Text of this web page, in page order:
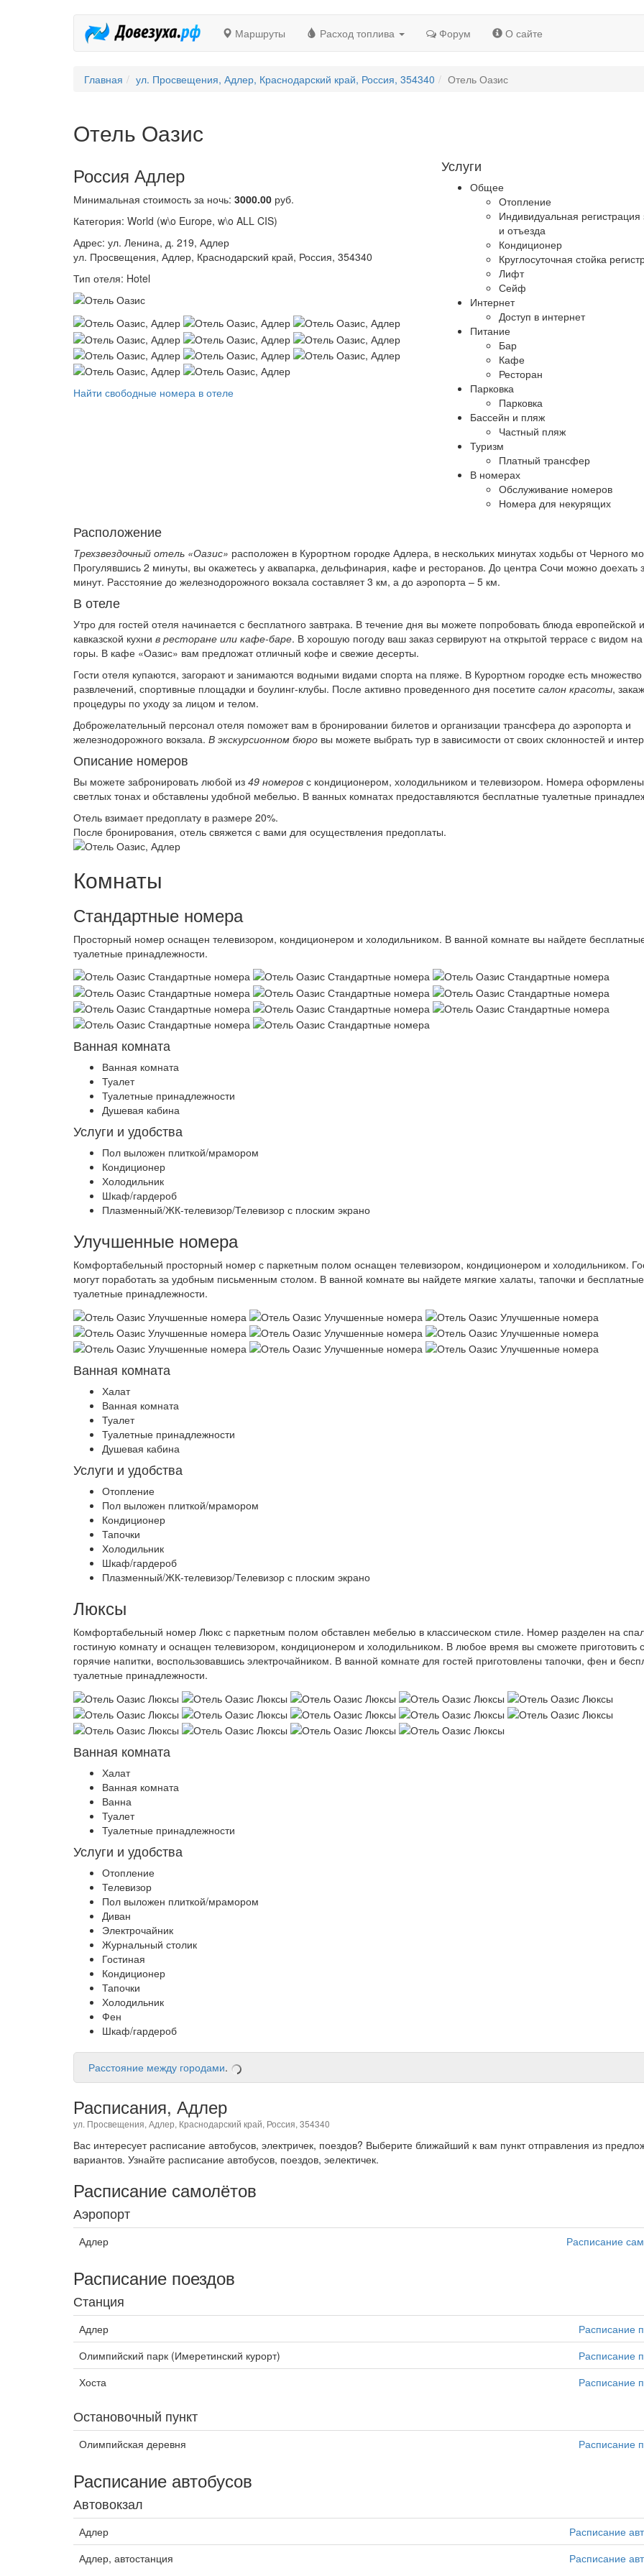
Маршруты Расход топлива Форум О сайте
Главная ул. Просвещения, Адлер, Краснодарский край, Россия, 354340 Отель Оазис
Отель Оазис
Россия Адлер
Минимальная стоимость за ночь: 3000.00 руб.
Категория: World (w\o Europe, w\o ALL CIS)
Адрес: ул. Ленина, д. 219, Адлер
ул. Просвещения, Адлер, Краснодарский край, Россия, 354340
Тип отеля: Hotel
Найти свободные номера в отеле
Услуги
Общее
Отопление
Индивидуальная регистрация
и отъезда
Кондиционер
Круглосуточная стойка
Лифт
Сейф
Интернет
Доступ в интернет
Питание
Бар
Кафе
Ресторан
Парковка
Парковка
Бассейн и пляж
Частный пляж
Туризм
Платный трансфер
В номерах
Обслуживание номеров
Номера для некурящих
Расположение
Трехзвездочный отель «Оазис» расположен в Курортном городке Адлера, в нескольких минутах ходьбы от Черного
Прогулявшись 2 минуты, вы окажетесь у аквапарка, дельфинария, кафе и ресторанов. До центра Сочи можно доехать
минут. Расстояние до железнодорожного вокзала составляет 3 км, а до аэропорта – 5 км.
В отеле
Утро для гостей отеля начинается с бесплатного завтрака. В течение дня вы можете попробовать блюда европейской и
кавказской кухни в ресторане или кафе-баре. В хорошую погоду ваш заказ сервируют на открытой террасе с видом
горы. В кафе «Оазис» вам предложат отличный кофе и свежие десерты.
Гости отеля купаются, загорают и занимаются водными видами спорта на пляже. В Курортном городке есть множество
развлечений, спортивные площадки и боулинг-клубы. После активно проведенного дня посетите салон красоты,
процедуры по уходу за лицом и телом.
Доброжелательный персонал отеля поможет вам в бронировании билетов и организации трансфера до аэропорта и
железнодорожного вокзала. В экскурсионном бюро вы можете выбрать тур в зависимости от своих склонностей и
Описание номеров
Вы можете забронировать любой из 49 номеров с кондиционером, холодильником и телевизором. Номера
светлых тонах и обставлены удобной мебелью. В ванных комнатах предоставляются бесплатные туалетные
Отель взимает предоплату в размере 20%.
После бронирования, отель свяжется с вами для осуществления предоплаты.
Комнаты
Стандартные номера
Просторный номер оснащен телевизором, кондиционером и холодильником. В ванной комнате вы найдете
туалетные принадлежности.
Ванная комната
Ванная комната
Туалет
Туалетные принадлежности
Душевая кабина
Услуги и удобства
Пол выложен плиткой/мрамором
Кондиционер
Холодильник
Шкаф/гардероб
Плазменный/ЖК-телевизор/Телевизор с плоским экрано
Улучшенные номера
Комфортабельный просторный номер с паркетным полом оснащен телевизором, кондиционером и холодильником.
могут поработать за удобным письменным столом. В ванной комнате вы найдете мягкие халаты, тапочки и бесплатные
туалетные принадлежности.
Ванная комната
Халат
Ванная комната
Туалет
Туалетные принадлежности
Душевая кабина
Услуги и удобства
Отопление
Пол выложен плиткой/мрамором
Кондиционер
Тапочки
Холодильник
Шкаф/гардероб
Плазменный/ЖК-телевизор/Телевизор с плоским экрано
Люксы
Комфортабельный номер Люкс с паркетным полом обставлен мебелью в классическом стиле. Номер разделен на
гостиную комнату и оснащен телевизором, кондиционером и холодильником. В любое время вы сможете приготовить
горячие напитки, воспользовавшись электрочайником. В ванной комнате для гостей приготовлены тапочки, фен и
туалетные принадлежности.
Ванная комната
Халат
Ванная комната
Ванна
Туалет
Туалетные принадлежности
Услуги и удобства
Отопление
Телевизор
Пол выложен плиткой/мрамором
Диван
Электрочайник
Журнальный столик
Гостиная
Кондиционер
Тапочки
Холодильник
Фен
Шкаф/гардероб
Расстояние между городами.
Расписания, Адлер
ул. Просвещения, Адлер, Краснодарский край, Россия, 354340
Вас интересует расписание автобусов, электричек, поездов? Выберите ближайший к вам пункт отправления из
вариантов. Узнайте расписание автобусов, поездов, эелектичек.
Расписание самолётов
Аэропорт
Адлер Расписание
Расписание поездов
Станция
Адлер
Расписание
Олимпийский парк (Имеретинский курорт)
Расписание
Хоста
Расписание
Остановочный пункт
Олимпийская деревня Расписание
Расписание автобусов
Автовокзал
Адлер
Расписание
Адлер, автостанция
Расписание